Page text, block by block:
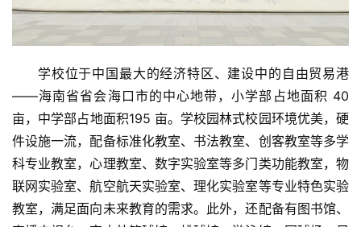
学校位于中国最大的经济特区、建设中的自由贸易港
——海南省省会海口市的中心地带，小学部占地面积 40
亩，中学部占地面积195 亩。学校园林式校园环境优美，硬
件设施一流，配备标准化教室、书法教室、创客教室等多学
科专业教室，心理教室、数字实验室等多门类功能教室，物
联网实验室、航空航天实验室、理化实验室等专业特色实验
教室，满足面向未来教育的需求。此外，还配备有图书馆、